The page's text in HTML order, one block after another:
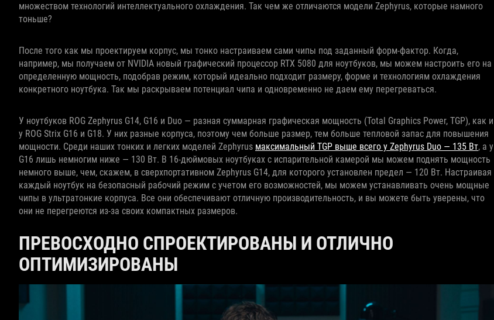
множеством технологий интеллектуального охлаждения. Так чем же отличаются модели Zephyrus, которые намного
тоньше?
После того как мы проектируем корпус, мы тонко настраиваем сами чипы под заданный форм-фактор. Когда,
например, мы получаем от NVIDIA новый графический процессор RTX 5080 для ноутбуков, мы можем настроить его на
определенную мощность, подобрав режим, который идеально подходит размеру, форме и технологиям охлаждения
конкретного ноутбука. Так мы раскрываем потенциал чипа и одновременно не даем ему перегреваться.
У ноутбуков ROG Zephyrus G14, G16 и Duo — разная суммарная графическая мощность (Total Graphics Power, TGP), как и
у ROG Strix G16 и G18. У них разные корпуса, поэтому чем больше размер, тем больше тепловой запас для повышения
мощности. Среди наших тонких и легких моделей Zephyrus максимальный TGP выше всего у Zephyrus Duo — 135 Вт, а у
G16 лишь немногим ниже — 130 Вт. В 16‑дюймовых ноутбуках с испарительной камерой мы можем поднять мощность
немного выше, чем, скажем, в сверхпортативном Zephyrus G14, для которого установлен предел — 120 Вт. Настраивая
каждый ноутбук на безопасный рабочий режим с учетом его возможностей, мы можем устанавливать очень мощные
чипы в ультратонкие корпуса. Все они обеспечивают отличную производительность, и вы можете быть уверены, что
они не перегреются из-за своих компактных размеров.
ПРЕВОСХОДНО СПРОЕКТИРОВАНЫ И ОТЛИЧНО
ОПТИМИЗИРОВАНЫ